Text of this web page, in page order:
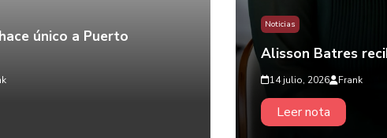
único a Puerto
Noticias
Alisson Batres
14 julio, 2026 Frank
Leer nota